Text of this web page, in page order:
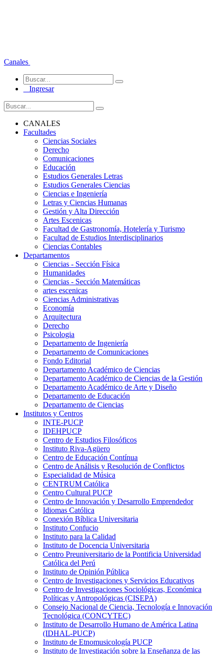
Canales
Ingresar
CANALES
Facultades
Ciencias Sociales
Derecho
Comunicaciones
Educación
Estudios Generales Letras
Estudios Generales Ciencias
Ciencias e Ingeniería
Letras y Ciencias Humanas
Gestión y Alta Dirección
Artes Escenicas
Facultad de Gastronomía, Hotelería y Turismo
Facultad de Estudios Interdisciplinarios
Ciencias Contables
Departamentos
Ciencias - Sección Física
Humanidades
Ciencias - Sección Matemáticas
artes escenicas
Ciencias Administrativas
Economía
Arquitectura
Derecho
Psicologia
Departamento de Ingeniería
Departamento de Comunicaciones
Fondo Editorial
Departamento Académico de Ciencias
Departamento Académico de Ciencias de la Gestión
Departamento Académico de Arte y Diseño
Departamento de Educación
Departamento de Ciencias
Institutos y Centros
INTE-PUCP
IDEHPUCP
Centro de Estudios Filosóficos
Instituto Riva-Agüero
Centro de Educación Contínua
Centro de Análisis y Resolución de Conflictos
Especialidad de Música
CENTRUM Católica
Centro Cultural PUCP
Centro de Innovación y Desarrollo Emprendedor
Idiomas Católica
Conexión Bíblica Universitaria
Instituto Confucio
Instituto para la Calidad
Instituto de Docencia Universitaria
Centro Preuniversitario de la Pontificia Universidad
Católica del Perú
Instituto de Opinión Pública
Centro de Investigaciones y Servicios Educativos
Centro de Investigaciones Sociológicas, Económica
Políticas y Antropológicas (CISEPA)
Consejo Nacional de Ciencia, Tecnología e Innovación
Tecnológica (CONCYTEC)
Instituto de Desarrollo Humano de América Latina
(IDHAL-PUCP)
Instituto de Etnomusicología PUCP
Instituto de Investigación sobre la Enseñanza de las